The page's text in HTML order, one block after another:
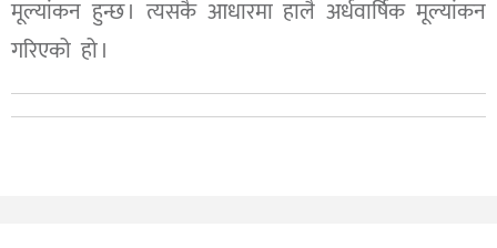
मूल्यांकन हुन्छ । त्यसकै आधारमा हालै अर्धवार्षिक मूल्यांकन
गरिएको हो ।